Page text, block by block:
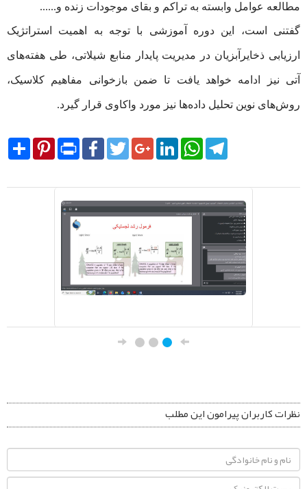
مطالعه عوامل وابسته به تراکم و بقای موجودات زنده و......
گفتنی است، این دوره آموزشی با توجه به اهمیت استراتژیک
ارزیابی ذخایرآبزیان در مدیریت پایدار منابع شیلاتی، طی هفته‌های
آتی نیز ادامه خواهد یافت تا ضمن بازخوانی مفاهیم کلاسیک،
روش‌های نوین تحلیل داده‌ها نیز مورد واکاوی قرار گیرد.
SharePinterest Print
FacebookTwitterGoogle+LinkedInWhatsAppTelegram
نظرات کاربران پیرامون این مطلب